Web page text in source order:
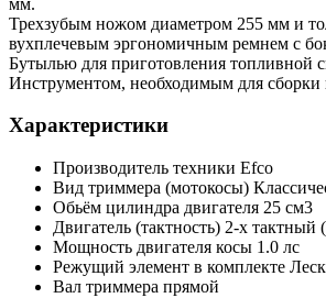
Трехзубым ножом диаметром 255 мм и
вухплечевым эргономичным ремнем с
Бутылью для приготовления топливной
Инструментом, необходимым для сборки
Характеристики
Производитель техники Efco
Вид триммера (мотокосы)
Обьём цилиндра двигателя 25 см3
Двигатель (тактность) 2-х тактный
Мощность двигателя косы 1.0 лс
Режущий элемент в комплекте
Вал триммера прямой